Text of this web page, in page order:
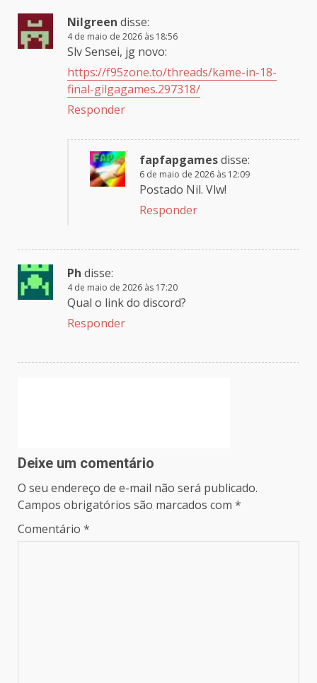
Nilgreen disse:
4 de maio de 2026 às 18:56
Slv Sensei, jg novo:
https://f95zone.to/threads/kame-in-18-
final-gilgagames.297318/
Responder
fapfapgamesdisse:
6 de maio de 2026 às 12:09
Postado Nil. Vlw!
Responder
Ph disse:
4 de maio de 2026 às 17:20
Qual o link do discord?
Responder
Deixe um comentário
O seu endereço de e-mail não será publicado.
Campos obrigatórios são marcados com *
Comentário *